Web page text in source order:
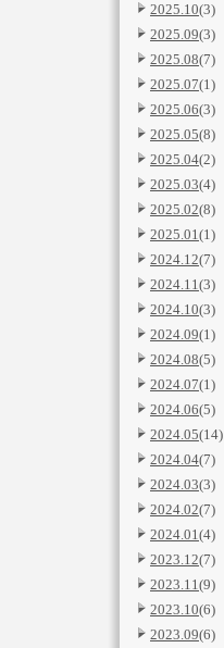
2025.10(3)
2025.09(3)
2025.08(7)
2025.07(1)
2025.06(3)
2025.05(8)
2025.04(2)
2025.03(4)
2025.02(8)
2025.01(1)
2024.12(7)
2024.11(3)
2024.10(3)
2024.09(1)
2024.08(5)
2024.07(1)
2024.06(5)
2024.05(14)
2024.04(7)
2024.03(3)
2024.02(7)
2024.01(4)
2023.12(7)
2023.11(9)
2023.10(6)
2023.09(6)